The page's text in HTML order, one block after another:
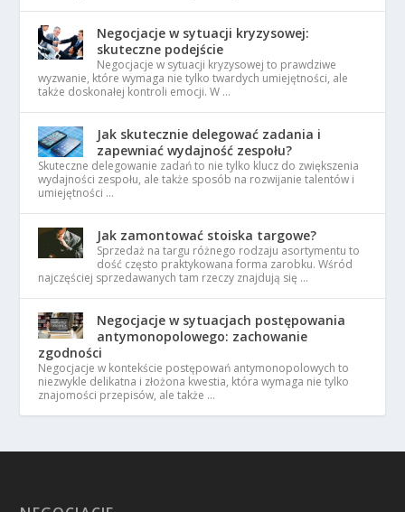
Negocjacje w sytuacji kryzysowej:
skuteczne podejście
Negocjacje w sytuacji kryzysowej to prawdziwe
wyzwanie, które wymaga nie tylko twardych umiejętności, ale
także doskonałej kontroli emocji. W …
Jak skutecznie delegować zadania i
zapewniać wydajność zespołu?
Skuteczne delegowanie zadań to nie tylko klucz do zwiększenia
wydajności zespołu, ale także sposób na rozwijanie talentów i
umiejętności …
Jak zamontować stoiska targowe?
Sprzedaż na targu różnego rodzaju asortymentu to
dość często praktykowana forma zarobku. Wśród
najczęściej sprzedawanych tam rzeczy znajdują się …
Negocjacje w sytuacjach postępowania
antymonopolowego: zachowanie
zgodności
Negocjacje w kontekście postępowań antymonopolowych to
niezwykle delikatna i złożona kwestia, która wymaga nie tylko
znajomości przepisów, ale także …